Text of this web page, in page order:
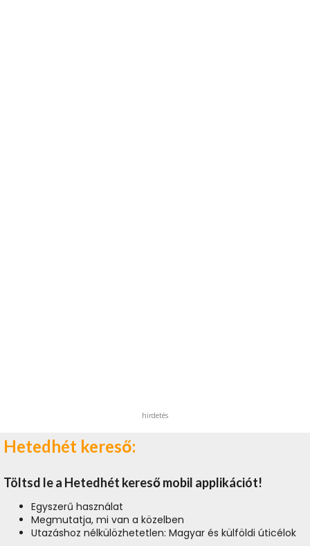
hirdetés
Hetedhét kereső:
Töltsd le a Hetedhét kereső mobil applikációt!
Egyszerű használat
Megmutatja, mi van a közelben
Utazáshoz nélkülözhetetlen: Magyar és külföldi úticélok